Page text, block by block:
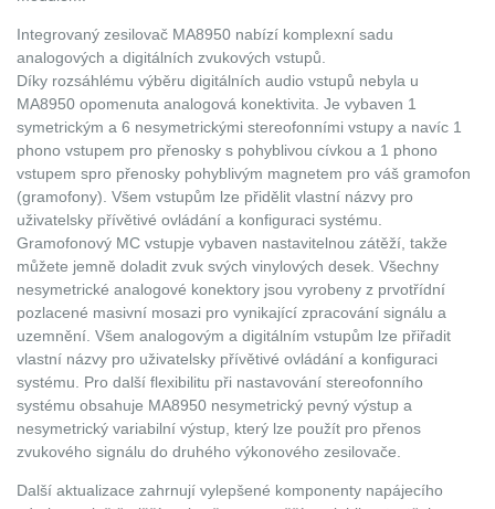
Integrovaný zesilovač MA8950 nabízí komplexní sadu
analogových a digitálních zvukových vstupů.
Díky rozsáhlému výběru digitálních audio vstupů nebyla u
MA8950 opomenuta analogová konektivita. Je vybaven 1
symetrickým a 6 nesymetrickými stereofonními vstupy a navíc 1
phono vstupem pro přenosky s pohyblivou cívkou a 1 phono
vstupem spro přenosky pohyblivým magnetem pro váš gramofon
(gramofony). Všem vstupům lze přidělit vlastní názvy pro
uživatelsky přívětivé ovládání a konfiguraci systému.
Gramofonový MC vstupje vybaven nastavitelnou zátěží, takže
můžete jemně doladit zvuk svých vinylových desek. Všechny
nesymetrické analogové konektory jsou vyrobeny z prvotřídní
pozlacené masivní mosazi pro vynikající zpracování signálu a
uzemnění. Všem analogovým a digitálním vstupům lze přiřadit
vlastní názvy pro uživatelsky přívětivé ovládání a konfiguraci
systému. Pro další flexibilitu při nastavování stereofonního
systému obsahuje MA8950 nesymetrický pevný výstup a
nesymetrický variabilní výstup, který lze použít pro přenos
zvukového signálu do druhého výkonového zesilovače.
Další aktualizace zahrnují vylepšené komponenty napájecího